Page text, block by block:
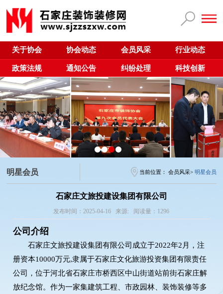
关于协会 协会动态 会员风采 行业动态
政策法规 通知公告 纠纷处理 科技创新
明星会员 当前位置： 会员风采> 明星会员
石家庄文旅投建设集团有限公司
发布时间：2025-04-16 来源: 阅读量：1296
公司介绍
石家庄文旅投建设集团有限公司成立于2022年2月，注
册资本10000万元,隶属于石家庄文化旅游投资集团有限责任
公司，位于河北省石家庄市桥西区中山街道站前街石家庄解
放纪念馆。作为一家集建筑工程、市政园林、装饰装修等多